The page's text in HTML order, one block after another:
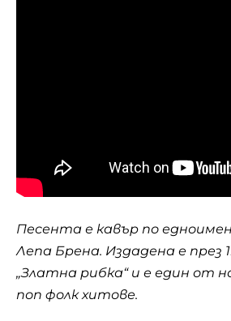
Песента е кавър по
Лепа Брена. Издадена е през
„Златна рибка“ и е един от
поп фолк хитове.